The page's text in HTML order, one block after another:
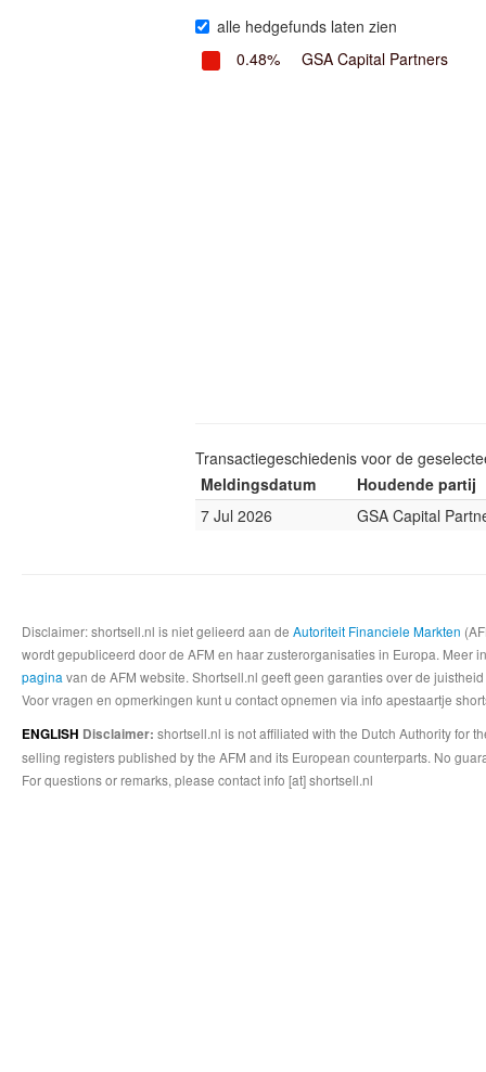
alle hedgefunds laten zien
0.48%
GSA Capital Partners
Transactiegeschiedenis voor de
Meldingsdatum
Houdende partij
7 Jul 2026
GSA Capital
Disclaimer: shortsell.nl is niet gelieerd aan de Autoriteit Financiele Markten
wordt gepubliceerd door de AFM en haar zusterorganisaties in Europa.
pagina van de AFM website. Shortsell.nl geeft geen garanties over de
Voor vragen en opmerkingen kunt u contact opnemen via info apestaartje
ENGLISH Disclaimer: shortsell.nl is not affiliated with the Dutch Authority for
selling registers published by the AFM and its European counterparts. No
For questions or remarks, please contact info [at] shortsell.nl